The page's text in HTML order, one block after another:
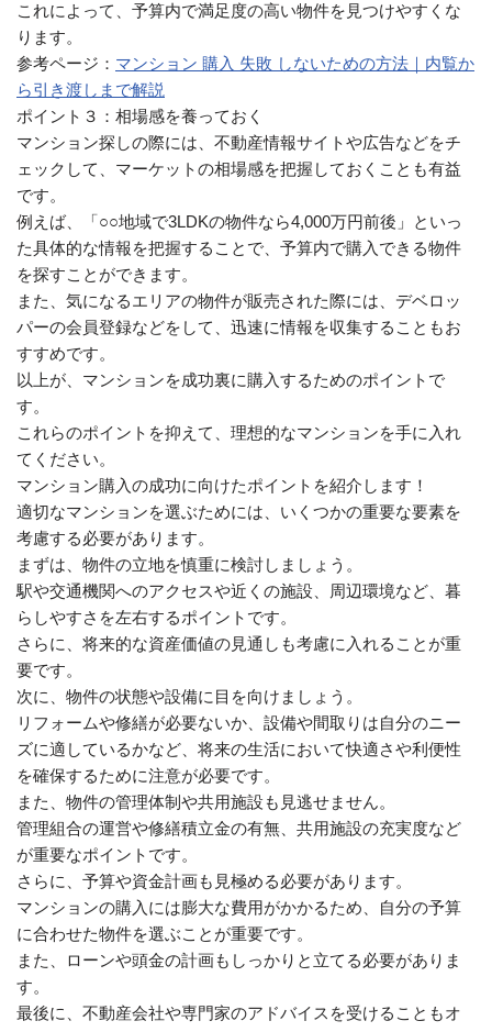
これによって、予算内で満足度の高い物件を見つけやすくな
ります。
参考ページ： マンション 購入 失敗 しないための方法｜内覧か
ら引き渡しまで解説
ポイント３：相場感を養っておく
マンション探しの際には、不動産情報サイトや広告などをチ
ェックして、マーケットの相場感を把握しておくことも有益
です。
例えば、「○○地域で3LDKの物件なら4,000万円前後」といっ
た具体的な情報を把握することで、予算内で購入できる物件
を探すことができます。
また、気になるエリアの物件が販売された際には、デベロッ
パーの会員登録などをして、迅速に情報を収集することもお
すすめです。
以上が、マンションを成功裏に購入するためのポイントで
す。
これらのポイントを抑えて、理想的なマンションを手に入れ
てください。
マンション購入の成功に向けたポイントを紹介します！
適切なマンションを選ぶためには、いくつかの重要な要素を
考慮する必要があります。
まずは、物件の立地を慎重に検討しましょう。
駅や交通機関へのアクセスや近くの施設、周辺環境など、暮
らしやすさを左右するポイントです。
さらに、将来的な資産価値の見通しも考慮に入れることが重
要です。
次に、物件の状態や設備に目を向けましょう。
リフォームや修繕が必要ないか、設備や間取りは自分のニー
ズに適しているかなど、将来の生活において快適さや利便性
を確保するために注意が必要です。
また、物件の管理体制や共用施設も見逃せません。
管理組合の運営や修繕積立金の有無、共用施設の充実度など
が重要なポイントです。
さらに、予算や資金計画も見極める必要があります。
マンションの購入には膨大な費用がかかるため、自分の予算
に合わせた物件を選ぶことが重要です。
また、ローンや頭金の計画もしっかりと立てる必要がありま
す。
最後に、不動産会社や専門家のアドバイスを受けることもオ